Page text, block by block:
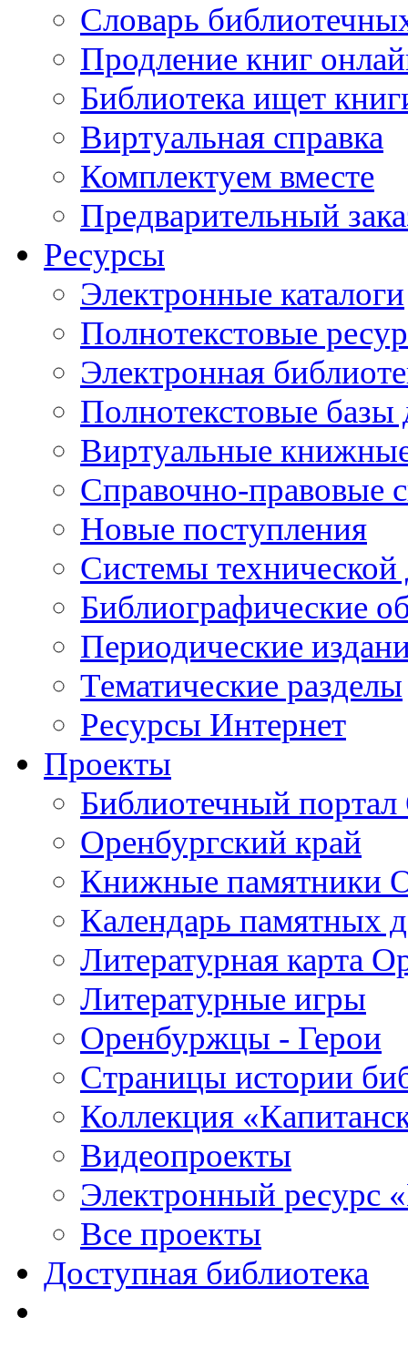
Словарь
Продление книг
Библиотека ищет
Виртуальная справка
Комплектуем вместе
Предварительный
Ресурсы
Электронные каталоги
Полнотекстовые
Электронная
Полнотекстовые
Виртуальные
Справочно-правовые
Новые поступления
Cистемы
Библиографические
Периодические
Тематические разделы
Ресурсы Интернет
Проекты
Библиотечный портал
Оренбургский край
Книжные памятники
Календарь памятных
Литературная карта
Литературные игры
Оренбуржцы - Герои
Страницы истории
Коллекция
Видеопроекты
Электронный ресурс
Все проекты
Доступная библиотека